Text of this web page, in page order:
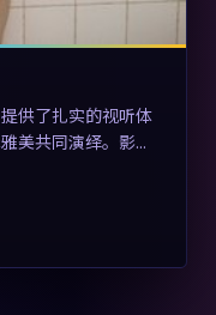
供了扎实的视听体
美共同演绎。影片
型框架内探讨制度
物关系与情节反
电影」的用户。